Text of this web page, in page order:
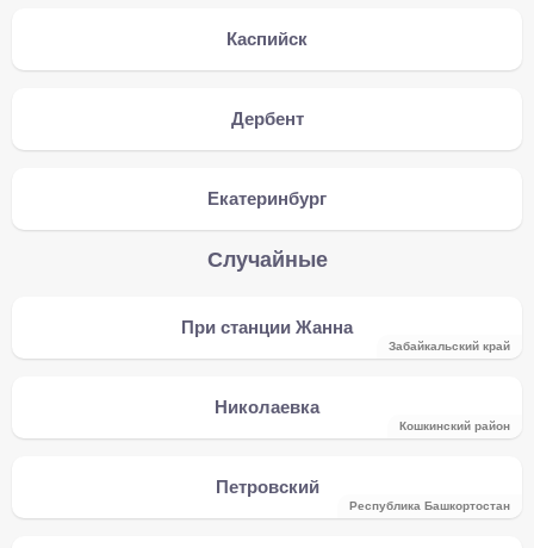
Каспийск
Дербент
Екатеринбург
Случайные
При станции Жанна
Забайкальский край
Николаевка
Кошкинский район
Петровский
Республика Башкортостан